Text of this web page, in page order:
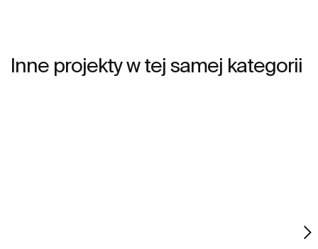
Inne projekty w tej samej kategorii